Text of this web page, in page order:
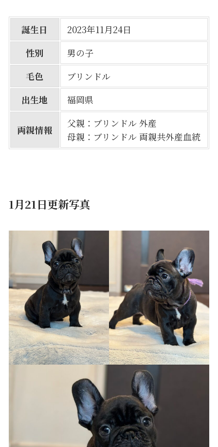
誕生日
2023年11月24日
性別
男の子
毛色
ブリンドル
出生地
福岡県
両親情報
父親：ブリンドル 外産
母親：ブリンドル 両親共外産血統
1月21日更新写真